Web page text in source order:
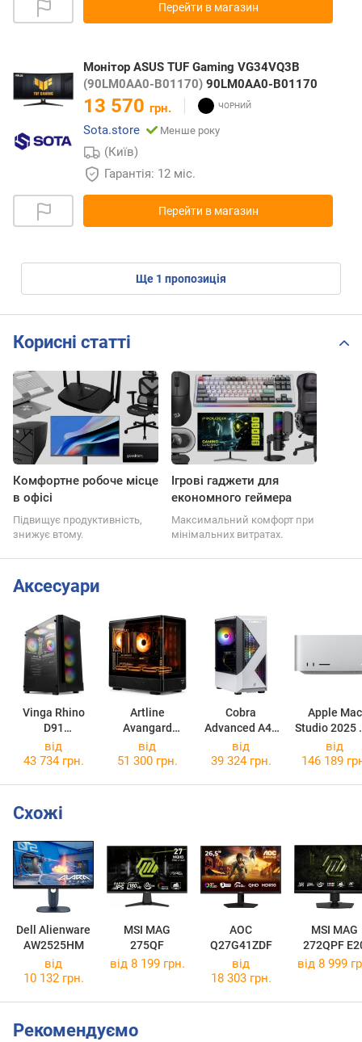
Перейти в магазин
Монітор ASUS TUF Gaming VG34VQ3B
(90LM0AA0-B01170) 90LM0AA0-B01170
13 570 грн.
Sota.store
Менше року
(Київ)
Гарантія: 12 міс.
Перейти в магазин
ще 1 пропозиція
Корисні статті
Комфортне робоче місце
в офісі
Підвищує продуктивність,
знижує втому.
Ігрові гаджети для
економного геймера
Максимальний комфорт при
мінімальних витратах.
Аксесуари
Vinga Rhino
D91
Rhino D9100
Artline
Avangard
Avangard RX
Cobra
Advanced A45
A45.16.S5.55.22537
Apple Mac
Studio 2025
Max
від
43 734 грн.
від
51 300 грн.
від
39 324 грн.
від
146 189
Схожі
Dell Alienware
AW2525HM
MSI MAG
275QF
AOC
Q27G41ZDF
MSI MAG
272QPF
від
10 132 грн.
від 8 199 грн.
від
18 303 грн.
від 8 999
Рекомендуємо